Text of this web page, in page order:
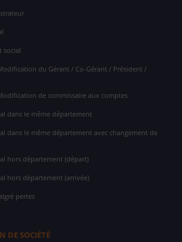
social
du Gérant / Co-Gérant / Président /
de commissaire aux comptes
dans le même département
dans le même département avec changement de
hors département (départ)
hors département (arrivée)
pertes
DE SOCIÉTÉ